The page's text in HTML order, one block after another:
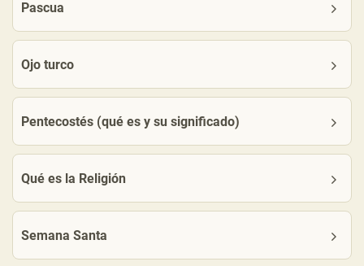
Pascua
Ojo turco
Pentecostés (qué es y su significado)
Qué es la Religión
Semana Santa